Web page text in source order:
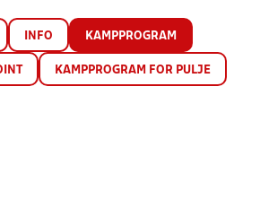
INFO KAMPPROGRAM
KAMPPROGRAM FOR PULJE